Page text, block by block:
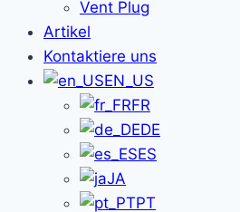
Vent Plug
Artikel
Kontaktiere uns
EN_US
FR
DE
ES
JA
PT